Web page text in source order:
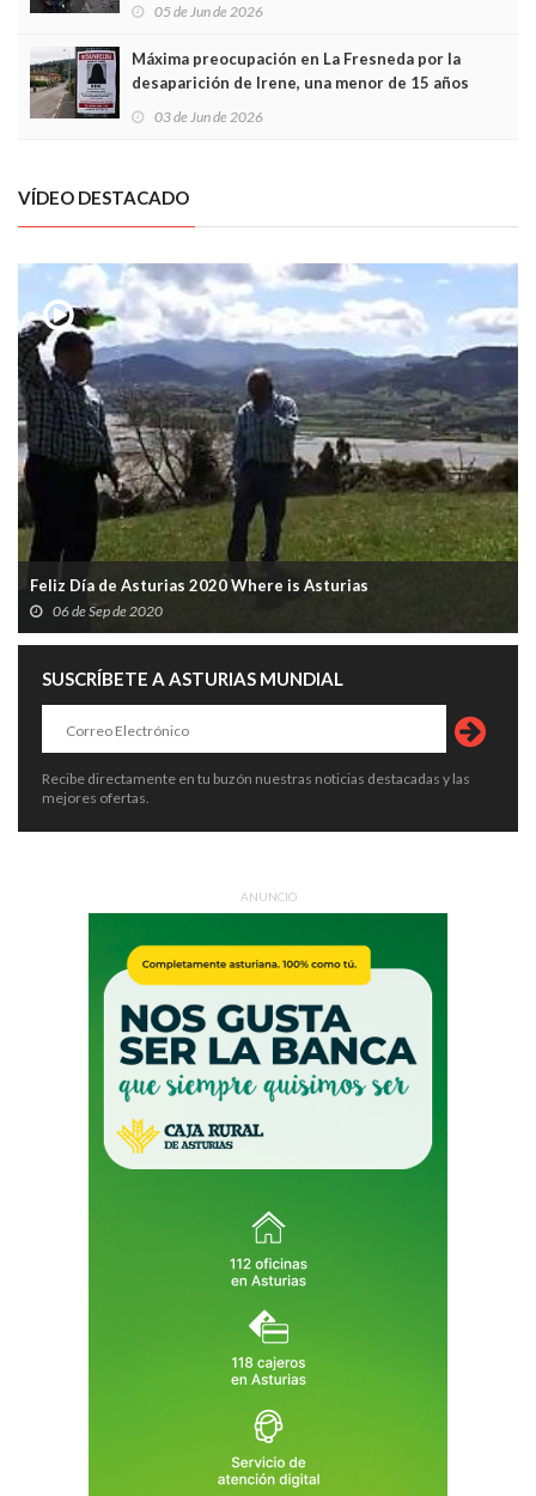
05 de Jun de 2026
Máxima preocupación en La Fresneda por la
desaparición de Irene, una menor de 15 años
03 de Jun de 2026
VÍDEO DESTACADO
Feliz Día de Asturias 2020 Where is Asturias
06 de Sep de 2020
SUSCRÍBETE A ASTURIAS MUNDIAL
Recibe directamente en tu buzón nuestras noticias destacadas y las
mejores ofertas.
ANUNCIO